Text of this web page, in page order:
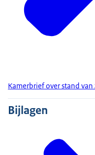
Kamerbrief over stand
Bijlagen